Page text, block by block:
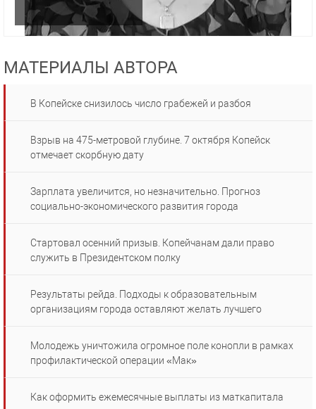
МАТЕРИАЛЫ АВТОРА
В Копейске снизилось число грабежей и разбоя
Взрыв на 475-метровой глубине. 7 октября Копейск
отмечает скорбную дату
Зарплата увеличится, но незначительно. Прогноз
социально-экономического развития города
Стартовал осенний призыв. Копейчанам дали право
служить в Президентском полку
Результаты рейда. Подходы к образовательным
организациям города оставляют желать лучшего
Молодежь уничтожила огромное поле конопли в рамках
профилактической операции «Мак»
Как оформить ежемесячные выплаты из маткапитала